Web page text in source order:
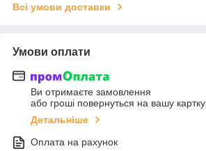
Всі умови доставки
Умови оплати
Ви отримаєте замовлення
або гроші повернуться на вашу картку
Детальніше
Оплата на рахунок